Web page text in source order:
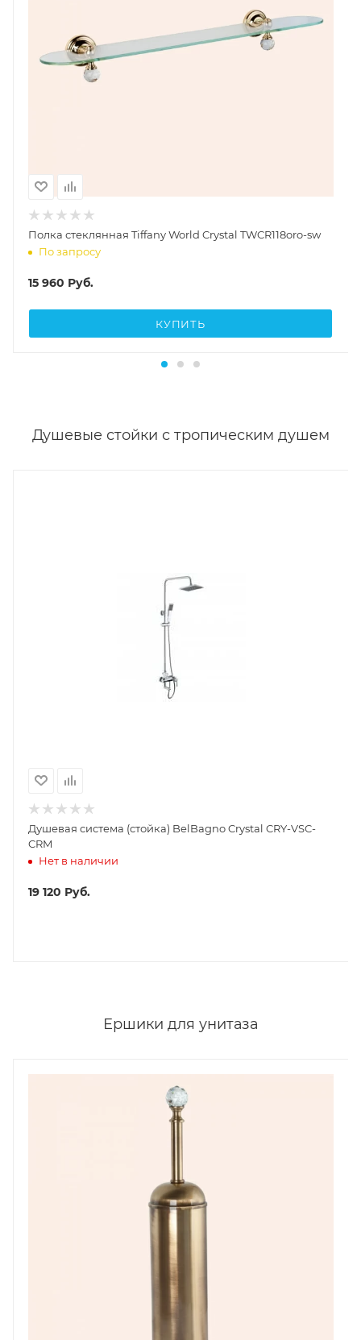
Полка стеклянная Tiffany World Crystal TWCR118oro-sw
По запросу
15 960 Руб.
КУПИТЬ
Душевые стойки с тропическим душем
Душевая система (стойка) BelBagno Crystal CRY-VSC-
CRM
Нет в наличии
19 120 Руб.
Ершики для унитаза